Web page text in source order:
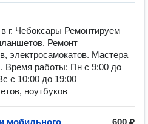
г. Чебоксары Ремонтируем
Ремонт
электросамокатов. Мастера
Время работы: Пн с 9:00 до
с 10:00 до 19:00
ноутбуков
мобильного
600 ₽